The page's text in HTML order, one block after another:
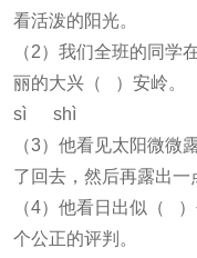
看活泼的阳光。
（2）我们全班的同
丽的大兴（ ）安岭。
sì shì
（3）他看见太阳微
了回去，然后再露出一
（4）他看日出似（
个公正的评判。